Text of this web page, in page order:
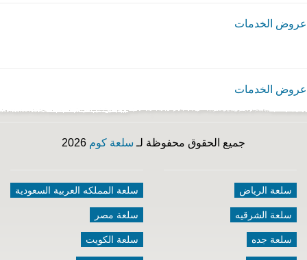
عروض الخدمات
عروض الخدمات
جميع الحقوق محفوظة لـ سلعة كوم
سلعة الرياض
سلعة الشرقيه
سلعة جده
سلعة المملكه العربية السعودية
سلعة مصر
سلعة الكويت